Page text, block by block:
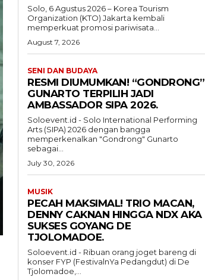
Solo, 6 Agustus 2026 – Korea Tourism
Organization (KTO) Jakarta kembali
memperkuat promosi pariwisata...
August 7, 2026
SENI DAN BUDAYA
RESMI DIUMUMKAN! “GONDRONG”
GUNARTO TERPILIH JADI
AMBASSADOR SIPA 2026.
Soloevent.id - Solo International Performing
Arts (SIPA) 2026 dengan bangga
memperkenalkan "Gondrong" Gunarto
sebagai...
July 30, 2026
MUSIK
PECAH MAKSIMAL! TRIO MACAN,
DENNY CAKNAN HINGGA NDX AKA
SUKSES GOYANG DE
TJOLOMADOE.
Soloevent.id - Ribuan orang joget bareng di
konser FYP (FestivalnYa Pedangdut) di De
Tjolomadoe,...